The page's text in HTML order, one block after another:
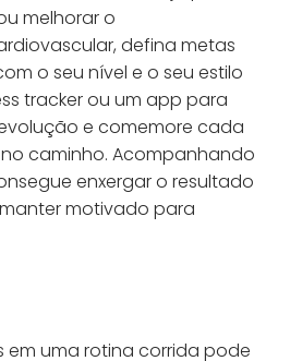
melhorar o
defina metas
o seu nível e o seu estilo
tracker ou um app para
e comemore cada
caminho. Acompanhando
enxergar o resultado
motivado para
em uma rotina corrida pode